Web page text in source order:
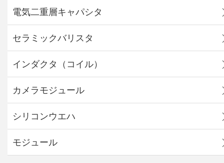
電気二重層キャパシタ
セラミックバリスタ
インダクタ（コイル）
カメラモジュール
シリコンウエハ
モジュール